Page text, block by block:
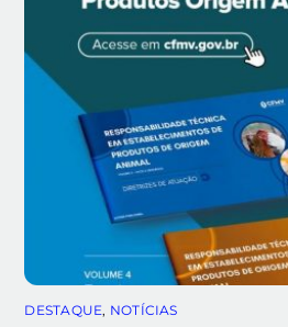
DESTAQUE, NOTÍCIAS